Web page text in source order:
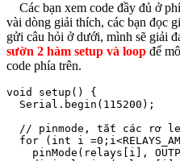
Các bạn xem code đầy đủ ở
vài dòng giải thích, các bạn đọc
gửi câu hỏi ở dưới, mình sẽ giải
sườn 2 hàm setup và loop để
code phía trên.
void setup() {
  Serial.begin(115200);
// pinmode, tắt các rơ
for (int i
pinMode(relays[i],